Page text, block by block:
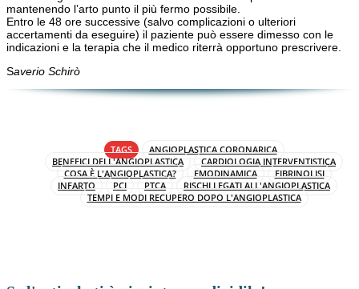
mantenendo l’arto punto il più fermo possibile.
Entro le 48 ore successive (salvo complicazioni o ulteriori
accertamenti da eseguire) il paziente può essere dimesso con le
indicazioni e la terapia che il medico riterrà opportuno prescrivere.
Saverio Schirò
TAGS
ANGIOPLASTICA CORONARICA
BENEFICI DELL'ANGIOPLASTICA
CARDIOLOGIA INTERVENTISTICA
COSA È L'ANGIOPLASTICA?
EMODINAMICA
FIBRINOLISI
INFARTO
PCI PTCA
RISCHI LEGATI ALL'ANGIOPLASTICA
TEMPI E MODI RECUPERO DOPO L'ANGIOPLASTICA